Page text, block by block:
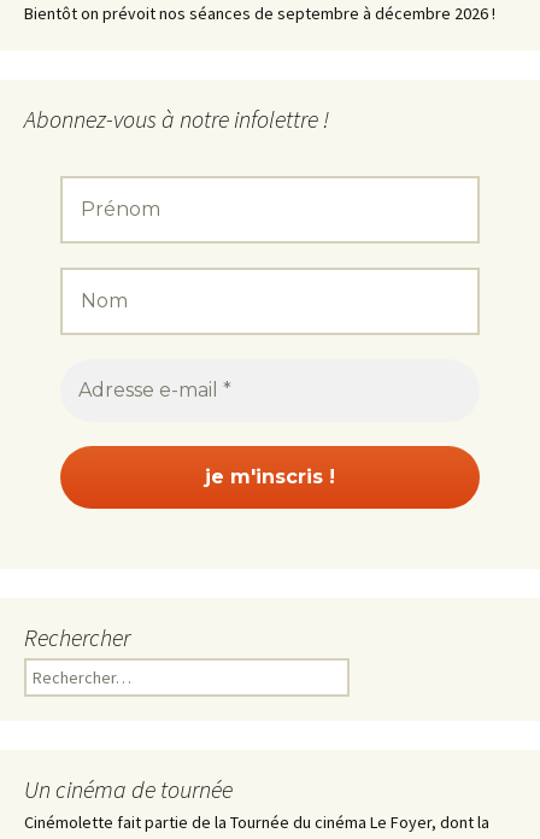
Bientôt on prévoit nos séances de septembre à décembre 2026 !
Abonnez-vous à notre infolettre !
Rechercher
Rechercher :
Un cinéma de tournée
Cinémolette fait partie de la Tournée du cinéma Le Foyer, dont la